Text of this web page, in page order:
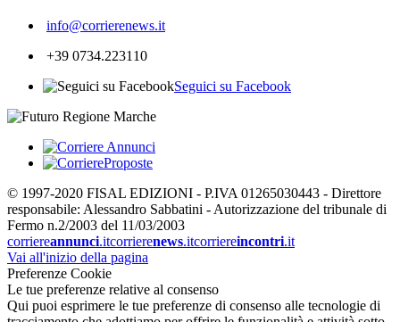
info@corrierenews.it
+39 0734.223110
Seguici su Facebook
© 1997-2020 FISAL EDIZIONI - P.IVA 01265030443 - Direttore
responsabile: Alessandro Sabbatini - Autorizzazione del tribunale di
Fermo n.2/2003 del 11/03/2003
corriereannunci.itcorrierenews.itcorriereincontri.it
Vai all'inizio della pagina
Preferenze Cookie
Le tue preferenze relative al consenso
Qui puoi esprimere le tue preferenze di consenso alle tecnologie di